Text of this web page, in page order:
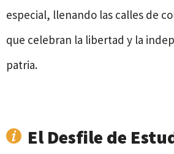
especial, llenando las calles de
que celebran la libertad y la
patria.
El Desfile de